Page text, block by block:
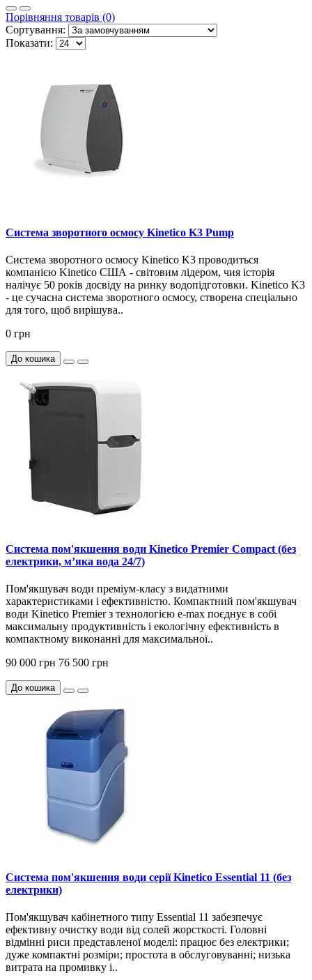
Порівняння товарів (0)
Сортування:
Показати:
Система зворотного осмосу Kinetico K3 Pump
Система зворотного осмосу Kinetico K3 проводиться
компанією Kinetico США - світовим лідером, чия історія
налічує 50 років досвіду на ринку водопідготовки. Kinetico K3
- це сучасна система зворотного осмосу, створена спеціально
для того, щоб вирішува..
0 грн
До кошика
Система пом'якшення води Kinetico Premier Compact (без
електрики, м’яка вода 24/7)
Пом'якшувач води преміум-класу з видатними
характеристиками і ефективністю. Компактний пом'якшувач
води Kinetico Premier з технологією e-max поєднує в собі
максимальну продуктивність і екологічну ефективність в
компактному виконанні для максимальної..
90 000 грн 76 500 грн
До кошика
Система пом'якшення води серії Kinetico Essential 11 (без
електрики)
Пом'якшувач кабінетного типу Essential 11 забезпечує
ефективну очистку води від солей жорсткості. Головні
відмінні риси представленої моделі: працює без електрики;
дуже компактні розміри; простота в обслуговуванні; низька
витрата на промивку і..